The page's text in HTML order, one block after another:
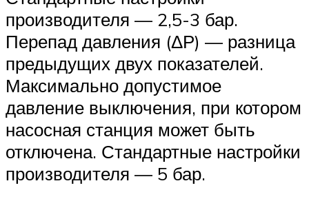
производителя — 2,5-3 бар.
Перепад давления (ΔР) — разница
предыдущих двух показателей.
Максимально допустимое
давление выключения, при котором
насосная станция может быть
отключена. Стандартные настройки
производителя — 5 бар.